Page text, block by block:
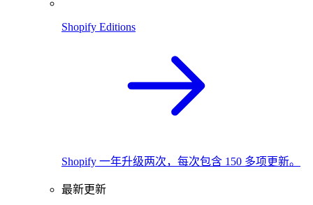
Shopify Editions
Shopify 一年升级两次，每次包含 150 多项更新。
最新更新